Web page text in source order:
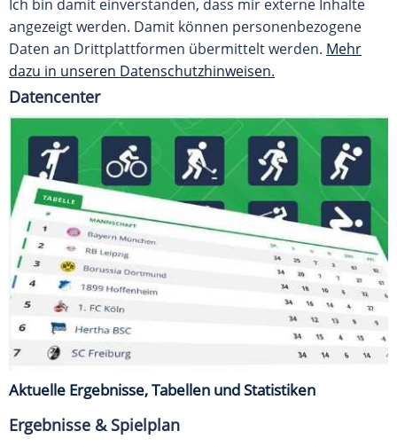
Ich bin damit einverstanden, dass mir externe Inhalte
angezeigt werden. Damit können personenbezogene
Daten an Drittplattformen übermittelt werden. Mehr
dazu in unseren Datenschutzhinweisen.
Datencenter
Aktuelle Ergebnisse, Tabellen und Statistiken
Ergebnisse & Spielplan